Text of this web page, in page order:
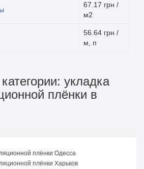
67.17 грн /
м2
56.64 грн /
м, п
укладка
плёнки в
плёнки Одесса
плёнки Харьков